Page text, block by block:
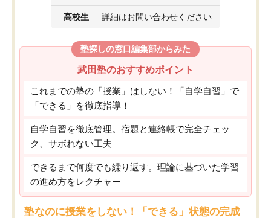
高校生 詳細はお問い合わせください
塾探しの窓口編集部からみた
武田塾のおすすめポイント
これまでの塾の「授業」はしない！「自学自習」で
「できる」を徹底指導！
自学自習を徹底管理。宿題と連絡帳で完全チェッ
ク、サボれない工夫
できるまで何度でも繰り返す。理論に基づいた学習
の進め方をレクチャー
塾なのに授業をしない！「できる」状態の完成